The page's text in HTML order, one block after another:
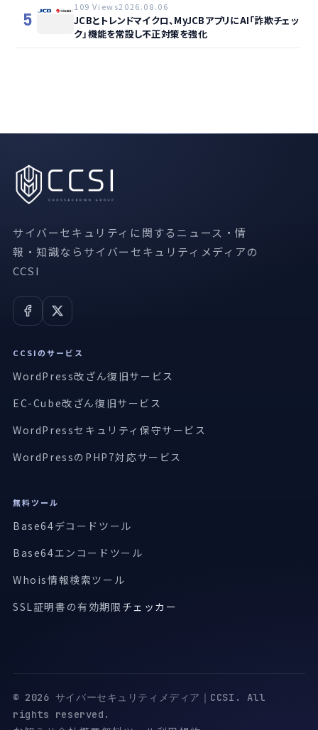
5
109 Views2026.08.06
JCBとトレンドマイクロ、MyJCBアプリにAI「詐欺チェッ
ク」機能を常設し不正対策を強化
サイバーセキュリティに関するニュース・情
報・知識ならサイバーセキュリティメディアの
CCSI
CCSIのサービス
WordPress改ざん復旧サービス
EC-Cube改ざん復旧サービス
WordPressセキュリティ保守サービス
WordPressのPHP7対応サービス
無料ツール
Base64デコードツール
Base64エンコードツール
Whois情報検索ツール
SSL証明書の有効期限 チェッカー
© 2026 サイバーセキュリティメディア｜CCSI. All
rights reserved.